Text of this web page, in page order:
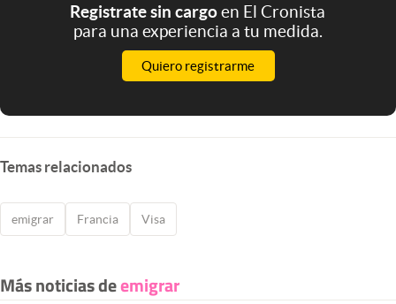
Registrate sin cargoen El Cronista
para una experiencia a tu medida.
Quiero registrarme
Temas relacionados
emigrar Francia Visa
Más noticias deemigrar